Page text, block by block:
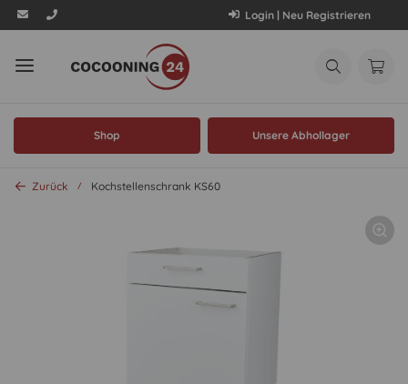
Login | Neu Registrieren
Shop Unsere Abhollager
Zurück Kochstellenschrank KS60